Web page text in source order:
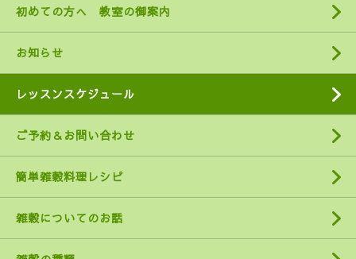
初めての方へ 教室の御案内
お知らせ
レッスンスケジュール
ご予約＆お問い合わせ
簡単雑穀料理レシピ
雑穀についてのお話